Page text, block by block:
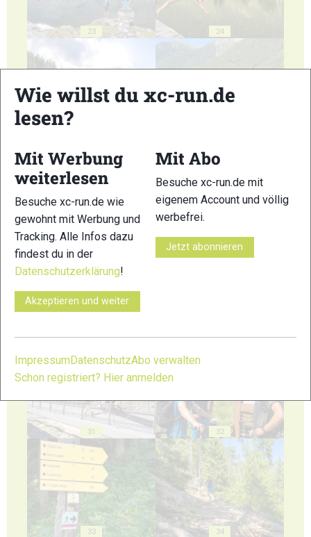
23 24
27
31 32
33 34
Wie willst du xc-run.de
lesen?
Mit Werbung
weiterlesen
Besuche xc-run.de wie
gewohnt mit Werbung und
Tracking. Alle Infos dazu
findest du in der
Datenschutzerklärung!
Akzeptieren und weiter
Mit Abo
Besuche xc-run.de mit
eigenem Account und völlig
werbefrei.
Jetzt abonnieren
Impressum DatenschutzAbo verwalten
Schon registriert? Hier anmelden